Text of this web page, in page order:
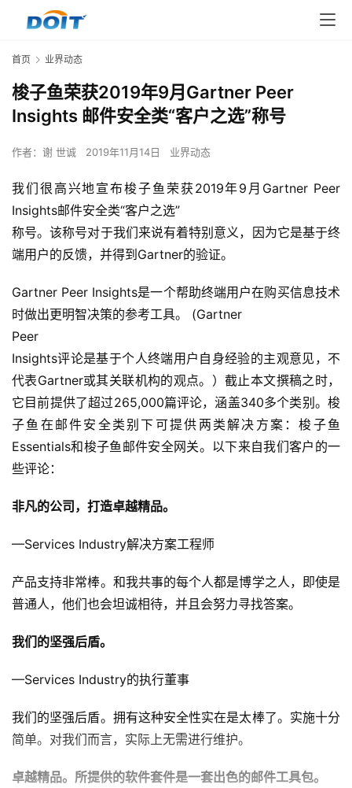
首页 业界动态
梭子鱼荣获2019年9月Gartner Peer
Insights 邮件安全类“客户之选”称号
作者： 谢 世诚 2019年11月14日 业界动态
我们很高兴地宣布梭子鱼荣获2019年9月Gartner Peer
Insights邮件安全类“客户之选”
称号。该称号对于我们来说有着特别意义，因为它是基于终
端用户的反馈，并得到Gartner的验证。
Gartner Peer Insights是一个帮助终端用户在购买信息技术
时做出更明智决策的参考工具。 (Gartner
Peer
Insights评论是基于个人终端用户自身经验的主观意见，不
代表Gartner或其关联机构的观点。）截止本文撰稿之时，
它目前提供了超过265,000篇评论，涵盖340多个类别。梭
子鱼在邮件安全类别下可提供两类解决方案：梭子鱼
Essentials和梭子鱼邮件安全网关。以下来自我们客户的一
些评论：
非凡的公司，打造卓越精品。
—Services Industry解决方案工程师
产品支持非常棒。和我共事的每个人都是博学之人，即使是
普通人，他们也会坦诚相待，并且会努力寻找答案。
我们的坚强后盾。
—Services Industry的执行董事
我们的坚强后盾。拥有这种安全性实在是太棒了。实施十分
简单。对我们而言，实际上无需进行维护。
卓越精品。所提供的软件套件是一套出色的邮件工具包。